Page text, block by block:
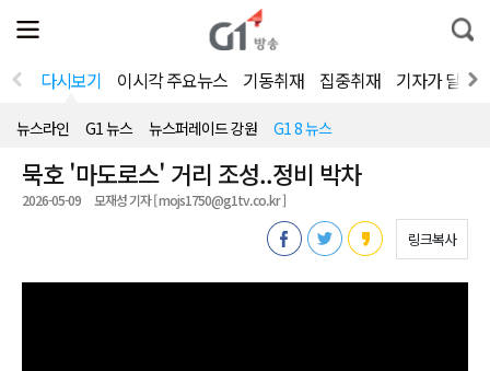
전
체
뉴
열
통
합
색
다시보기 이시각 주요뉴스 기동취재 집중취재 기자가 달려
뉴스라인 G1 뉴스 뉴스퍼레이드 강원 G1 8 뉴스
묵호 '마도로스' 거리 조성..정비 박차
2026-05-09 모재성 기자 [ mojs1750@g1tv.co.kr ]
링크복사